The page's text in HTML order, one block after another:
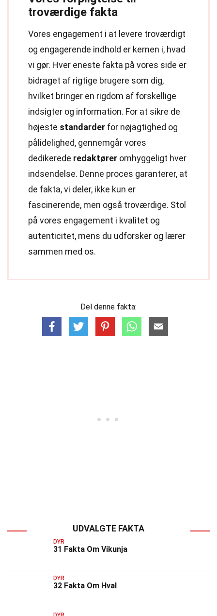
troværdige fakta
Vores engagement i at levere troværdigt
og engagerende indhold er kernen i, hvad
vi gør. Hver eneste fakta på vores side er
bidraget af rigtige brugere som dig,
hvilket bringer en rigdom af forskellige
indsigter og information. For at sikre de
højeste standarder for nøjagtighed og
pålidelighed, gennemgår vores
dedikerede redaktører omhyggeligt hver
indsendelse. Denne proces garanterer, at
de fakta, vi deler, ikke kun er
fascinerende, men også troværdige. Stol
på vores engagement i kvalitet og
autenticitet, mens du udforsker og lærer
sammen med os.
Del denne fakta:
UDVALGTE FAKTA
DYR
31 Fakta Om Vikunja
DYR
32 Fakta Om Hval